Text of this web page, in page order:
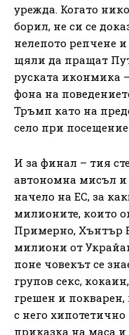
урежда. Когато
борил, не си се
нелепото репчене
щяли да пращат
руската иконмика
фона на
Тръмп като на
село при
И за финал – тия
автономна мисъл и
начело на ЕС, за
милионите, които
Примерно, Хънтър
милиони от
поне човекът се
групов секс,
грешен и покварен,
с него
приказка на маса